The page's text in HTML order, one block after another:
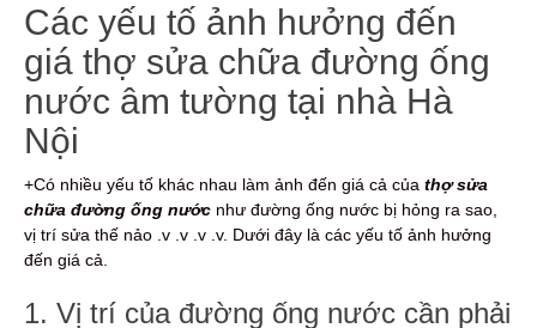
Các yếu tố ảnh hưởng đến
giá thợ sửa chữa đường ống
nước âm tường tại nhà Hà
Nội
+Có nhiều yếu tố khác nhau làm ảnh đến giá cả của thợ sửa
chữa đường ống nước như đường ống nước bị hỏng ra sao,
vị trí sửa thế nảo .v .v .v .v. Dưới đây là các yếu tố ảnh hưởng
đến giá cả.
1. Vị trí của đường ống nước cần phải